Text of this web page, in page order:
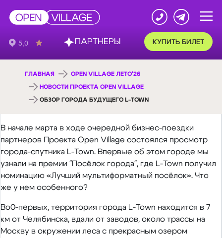
КУПИТЬ БИЛЕТ
ГЛАВНАЯ OPEN VILLAGE ЛЕТО'26
НОВОСТИ ПРОЕКТА OPEN VILLAGE
ОБЗОР ГОРОДА БУДУЩЕГО L-TOWN
В начале марта в ходе очередной бизнес-поездки
партнеров Проекта Open Village состоялся просмотр
города-спутника L-Town. Впервые об этом городе мы
узнали на премии "Посёлок города", где L-Town получил
номинацию «Лучший мультиформатный посёлок». Что
же у нем особенного?
Во0-первых, территория города L-Town находится в 7
км от Челябинска, вдали от заводов, около трассы на
Москву в окружении леса с прекрасным озером